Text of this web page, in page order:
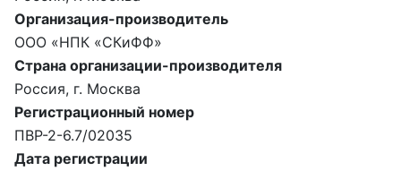
Организация-производитель
ООО «НПК «СКиФФ»
Страна организации-производителя
Россия, г. Москва
Регистрационный номер
ПВР-2-6.7/02035
Дата регистрации